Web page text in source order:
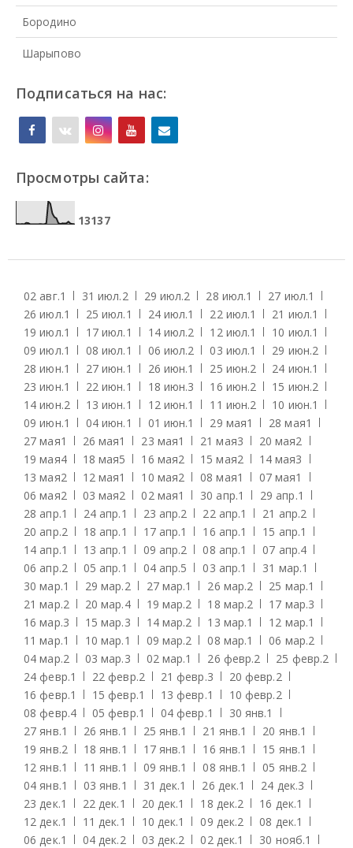
Бородино
Шарыпово
Подписаться на нас:
Просмотры сайта:
13137
02 авг.1 31 июл.2 29 июл.2 28 июл.1 27 июл.1
26 июл.1 25 июл.1 24 июл.1 22 июл.1 21 июл.1
19 июл.1 17 июл.1 14 июл.2 12 июл.1 10 июл.1
09 июл.1 08 июл.1 06 июл.2 03 июл.1 29 июн.2
28 июн.1 27 июн.1 26 июн.1 25 июн.2 24 июн.1
23 июн.1 22 июн.1 18 июн.3 16 июн.2 15 июн.2
14 июн.2 13 июн.1 12 июн.1 11 июн.2 10 июн.1
09 июн.1 04 июн.1 01 июн.1 29 мая1 28 мая1
27 мая1 26 мая1 23 мая1 21 мая3 20 мая2
19 мая4 18 мая5 16 мая2 15 мая2 14 мая3
13 мая2 12 мая1 10 мая2 08 мая1 07 мая1
06 мая2 03 мая2 02 мая1 30 апр.1 29 апр.1
28 апр.1 24 апр.1 23 апр.2 22 апр.1 21 апр.2
20 апр.2 18 апр.1 17 апр.1 16 апр.1 15 апр.1
14 апр.1 13 апр.1 09 апр.2 08 апр.1 07 апр.4
06 апр.2 05 апр.1 04 апр.5 03 апр.1 31 мар.1
30 мар.1 29 мар.2 27 мар.1 26 мар.2 25 мар.1
21 мар.2 20 мар.4 19 мар.2 18 мар.2 17 мар.3
16 мар.3 15 мар.3 14 мар.2 13 мар.1 12 мар.1
11 мар.1 10 мар.1 09 мар.2 08 мар.1 06 мар.2
04 мар.2 03 мар.3 02 мар.1 26 февр.2 25 февр.2
24 февр.1 22 февр.2 21 февр.3 20 февр.2
16 февр.1 15 февр.1 13 февр.1 10 февр.2
08 февр.4 05 февр.1 04 февр.1 30 янв.1
27 янв.1 26 янв.1 25 янв.1 21 янв.1 20 янв.1
19 янв.2 18 янв.1 17 янв.1 16 янв.1 15 янв.1
12 янв.1 11 янв.1 09 янв.1 08 янв.1 05 янв.2
04 янв.1 03 янв.1 31 дек.1 26 дек.1 24 дек.3
23 дек.1 22 дек.1 20 дек.1 18 дек.2 16 дек.1
12 дек.1 11 дек.1 10 дек.1 09 дек.2 08 дек.1
06 дек.1 04 дек.2 03 дек.2 02 дек.1 30 нояб.1